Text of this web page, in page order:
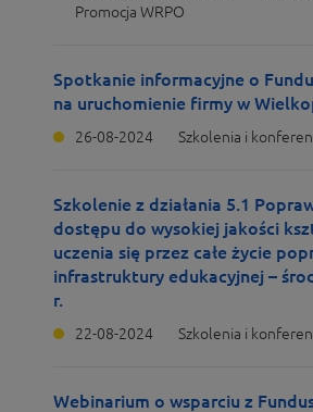
Promocja WRPO
Spotkanie informacyjne o
na uruchomienie firmy w
26-08-2024 Szkolenia i
Szkolenie z działania 5.1
dostępu do wysokiej jakości
uczenia się przez całe życie
infrastruktury edukacyjnej –
r.
22-08-2024 Szkolenia i
Webinarium o wsparciu z